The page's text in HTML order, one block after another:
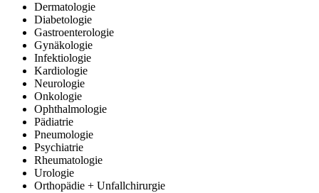
Dermatologie
Diabetologie
Gastroenterologie
Gynäkologie
Infektiologie
Kardiologie
Neurologie
Onkologie
Ophthalmologie
Pädiatrie
Pneumologie
Psychiatrie
Rheumatologie
Urologie
Orthopädie + Unfallchirurgie